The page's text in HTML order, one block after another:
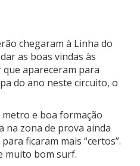
chegaram à Linha do
as boas vindas às
apareceram para
do ano neste circuito, o
metro e boa formação
na zona de prova ainda
ficaram mais “certos”.
muito bom surf.